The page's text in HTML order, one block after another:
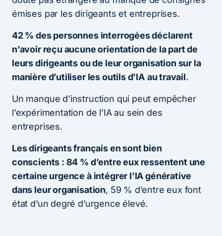
émises par les dirigeants et entreprises.
42 % des personnes interrogées déclarent
n’avoir reçu aucune orientation de la part de
leurs dirigeants ou de leur organisation sur la
manière d’utiliser les outils d’IA au travail.
Un manque d’instruction qui peut empêcher
l’expérimentation de l’IA au sein des
entreprises.
Les dirigeants français en sont bien
conscients : 84 % d’entre eux ressentent une
certaine urgence à intégrer l’IA générative
dans leur organisation, 59 % d’entre eux font
état d’un degré d’urgence élevé.